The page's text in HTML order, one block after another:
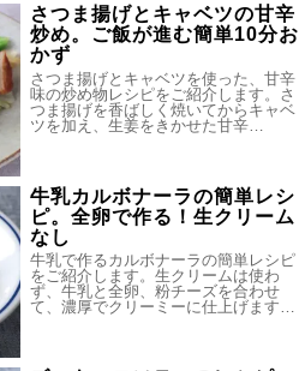
さつま揚げとキャベツの甘辛
炒め。ご飯が進む簡単10分お
かず
さつま揚げとキャベツを使った、甘辛
味の炒め物レシピをご紹介します。さ
つま揚げを香ばしく焼いてからキャベ
ツを加え、生姜をきかせた甘辛…
牛乳カルボナーラの簡単レシ
ピ。全卵で作る！生クリーム
なし
牛乳で作るカルボナーラの簡単レシピ
をご紹介します。生クリームは使わ
ず、牛乳と全卵、粉チーズを合わせ
て、濃厚でクリーミーに仕上げます…